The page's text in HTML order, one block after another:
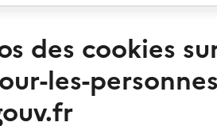
pour personnes âgées dépendantes
(10170) : liste des
d'hébergement
âgées
des cookies
les-